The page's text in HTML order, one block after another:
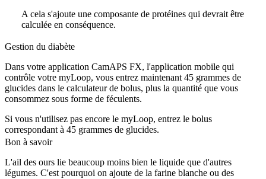
A cela s'ajoute une composante de protéines qui devrait être
calculée en conséquence.
Gestion du diabète
Dans votre application CamAPS FX, l'application mobile qui
contrôle votre myLoop, vous entrez maintenant 45 grammes de
glucides dans le calculateur de bolus, plus la quantité que vous
consommez sous forme de féculents.
Si vous n'utilisez pas encore le myLoop, entrez le bolus
correspondant à 45 grammes de glucides.
Bon à savoir
L'ail des ours lie beaucoup moins bien le liquide que d'autres
légumes. C'est pourquoi on ajoute de la farine blanche ou des